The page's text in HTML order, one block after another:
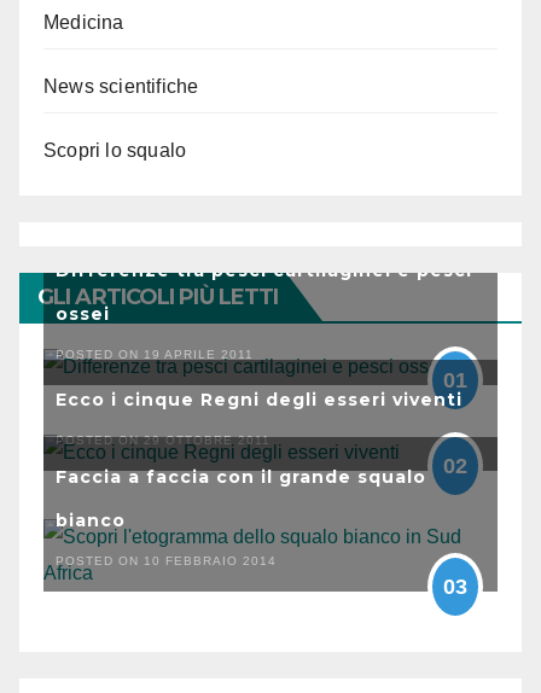
Medicina
News scientifiche
Scopri lo squalo
GLI ARTICOLI PIÙ LETTI
Differenze tra pesci cartilaginei e pesci
ossei
POSTED ON 19 APRILE 2011
01
Ecco i cinque Regni degli esseri viventi
POSTED ON 29 OTTOBRE 2011
02
Faccia a faccia con il grande squalo
bianco
POSTED ON 10 FEBBRAIO 2014
03